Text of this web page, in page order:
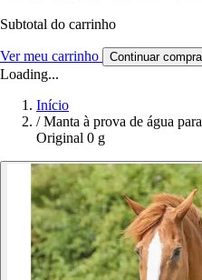
Subtotal do carrinho
Ver meu carrinho Continuar
Loading...
Início
/ Manta à prova de água
Original 0 g